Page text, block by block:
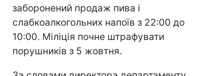
заборонений продаж пива і
слабкоалкогольних напоїв з 22:00 до
10:00. Міліція почне штрафувати
порушників з 5 жовтня.